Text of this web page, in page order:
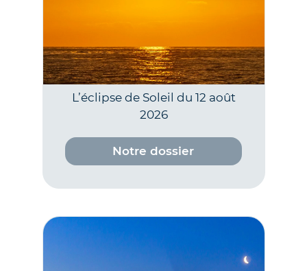
L’éclipse de Soleil du 12 août
2026
Notre dossier